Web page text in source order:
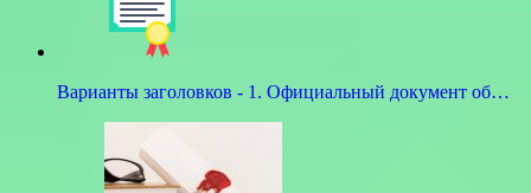
Варианты заголовков - 1. Официальный документ об…